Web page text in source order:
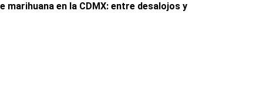
marihuana en la CDMX: entre desalojos y